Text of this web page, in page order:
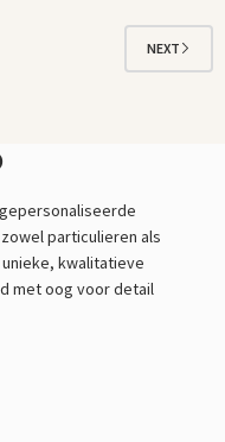
NEXT
particulieren als
kwalitatieve
met oog voor detail